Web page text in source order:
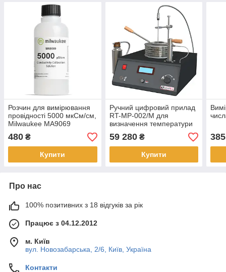
Розчин для вимірювання
провідності 5000 мкСм/см,
Milwaukee MA9069
480 ₴
Купити
Ручний цифровий прилад
RT-MP-002/M для
визначення температури
спалаху у відкритому тиглі
Клівленда
59 280₴
Купити
Про нас
100% позитивних з 18 відгуків за рік
Працює з 04.12.2012
м. Київ
вул. Новозабарська, 2/6, Київ, Україна
Контакти